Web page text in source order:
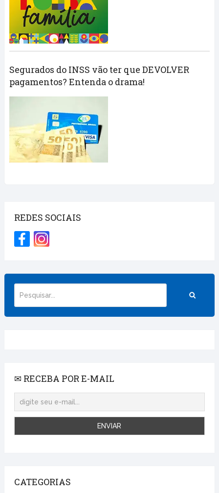
Segurados do INSS vão ter que DEVOLVER
pagamentos? Entenda o drama!
REDES SOCIAIS
✉ RECEBA POR E-MAIL
CATEGORIAS